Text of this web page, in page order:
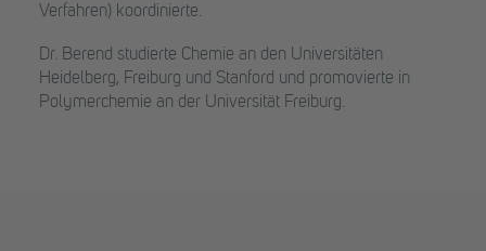
Verfahren) koordinierte.
Dr. Berend studierte Chemie an den Universitäten
Heidelberg, Freiburg und Stanford und promovierte in
Polymerchemie an der Universität Freiburg.